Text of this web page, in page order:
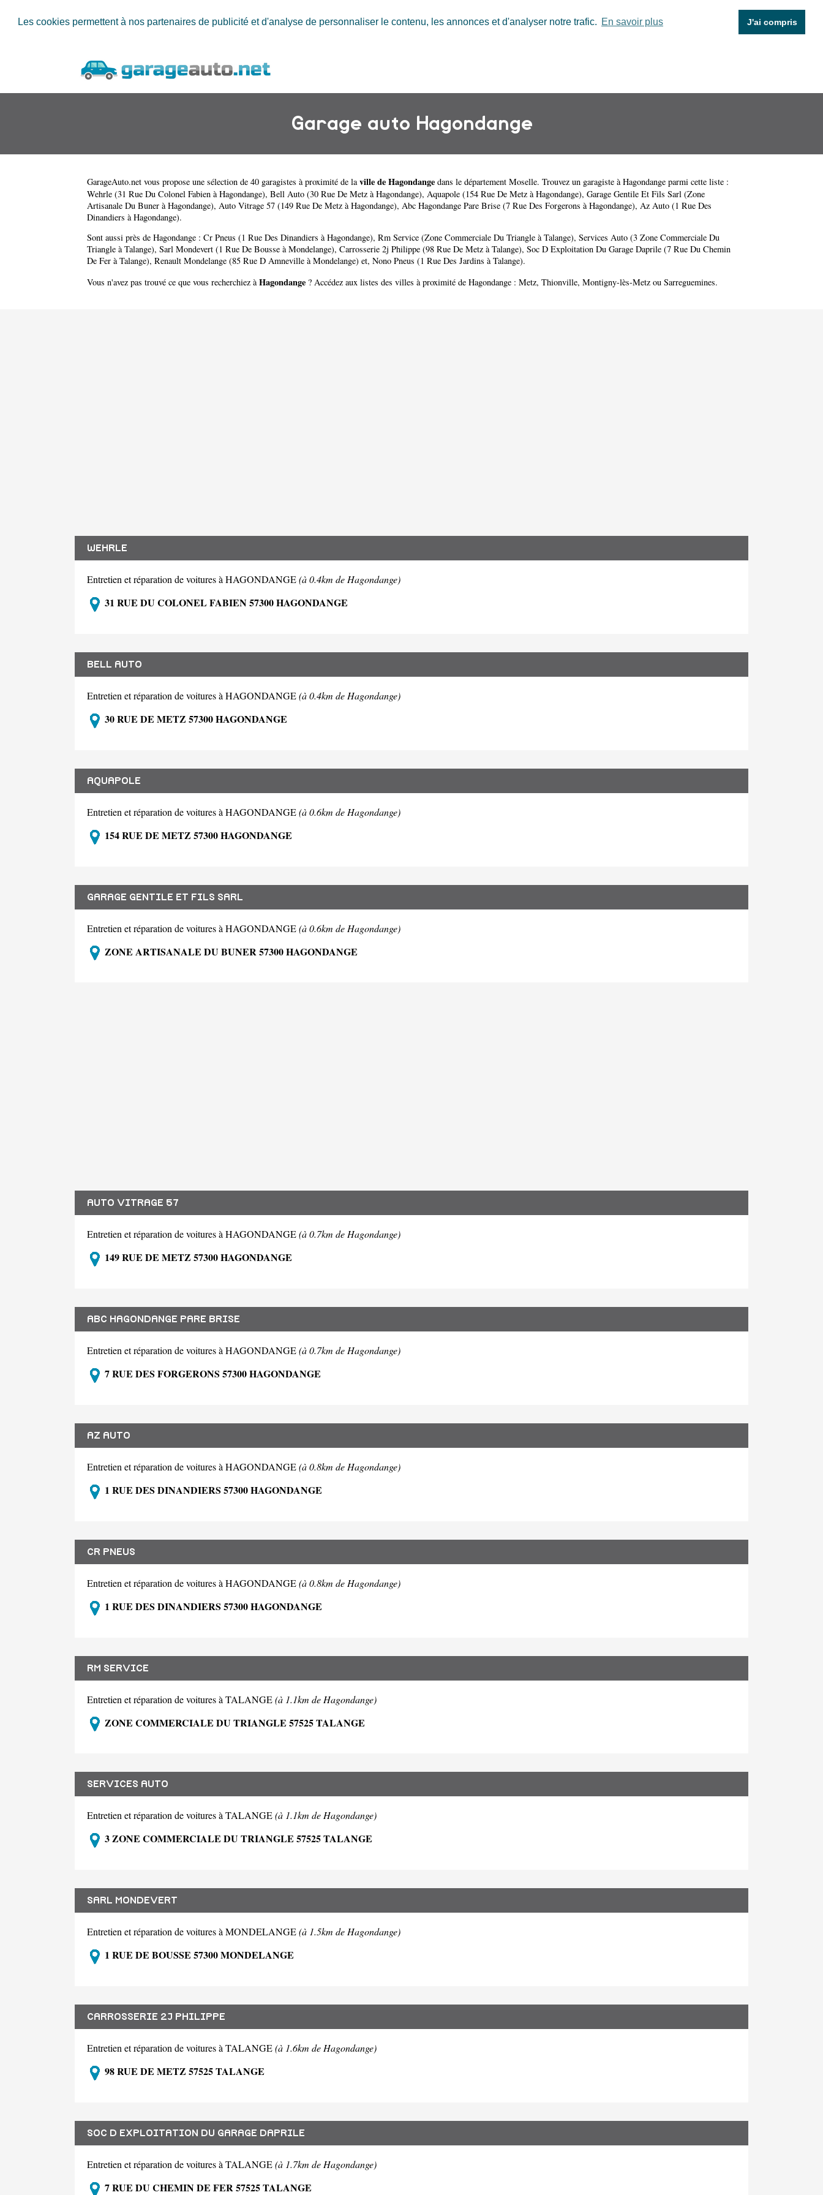
Les cookies permettent à nos partenaires de publicité et d'analyse de personnaliser le contenu, les annonces et d'analyser notre trafic. En savoir plus J'ai compris
Garage auto Hagondange
GarageAuto.net vous propose une sélection de 40 garagistes à proximité de laville de Hagondange dans le département Moselle. Trouvez un garagiste à Hagondange parmi cette liste :
Wehrle (31 Rue Du Colonel Fabien à Hagondange), Bell Auto (30 Rue De Metz à Hagondange), Aquapole (154 Rue De Metz à Hagondange), Garage Gentile Et Fils Sarl (Zone
Artisanale Du Buner à Hagondange), Auto Vitrage 57 (149 Rue De Metz à Hagondange), Abc Hagondange Pare Brise (7 Rue Des Forgerons à Hagondange), Az Auto (1 Rue Des
Dinandiers à Hagondange).
Sont aussi près de Hagondange : Cr Pneus (1 Rue Des Dinandiers à Hagondange), Rm Service (Zone Commerciale Du Triangle à Talange), Services Auto (3 Zone Commerciale Du
Triangle à Talange), Sarl Mondevert (1 Rue De Bousse à Mondelange), Carrosserie 2j Philippe (98 Rue De Metz à Talange), Soc D Exploitation Du Garage Daprile (7 Rue Du Chemin
De Fer à Talange), Renault Mondelange (85 Rue D Amneville à Mondelange) et, Nono Pneus (1 Rue Des Jardins à Talange).
Vous n'avez pas trouvé ce que vous recherchiez à Hagondange ? Accédez aux listes des villes à proximité de Hagondange : Metz, Thionville, Montigny-lès-Metz ou Sarreguemines.
WEHRLE
Entretien et réparation de voitures à HAGONDANGE(à 0.4km de Hagondange)
31 RUE DU COLONEL FABIEN 57300 HAGONDANGE
BELL AUTO
Entretien et réparation de voitures à HAGONDANGE(à 0.4km de Hagondange)
30 RUE DE METZ 57300 HAGONDANGE
AQUAPOLE
Entretien et réparation de voitures à HAGONDANGE(à 0.6km de Hagondange)
154 RUE DE METZ 57300 HAGONDANGE
GARAGE GENTILE ET FILS SARL
Entretien et réparation de voitures à HAGONDANGE(à 0.6km de Hagondange)
ZONE ARTISANALE DU BUNER 57300 HAGONDANGE
AUTO VITRAGE 57
Entretien et réparation de voitures à HAGONDANGE(à 0.7km de Hagondange)
149 RUE DE METZ 57300 HAGONDANGE
ABC HAGONDANGE PARE BRISE
Entretien et réparation de voitures à HAGONDANGE(à 0.7km de Hagondange)
7 RUE DES FORGERONS 57300 HAGONDANGE
AZ AUTO
Entretien et réparation de voitures à HAGONDANGE(à 0.8km de Hagondange)
1 RUE DES DINANDIERS 57300 HAGONDANGE
CR PNEUS
Entretien et réparation de voitures à HAGONDANGE(à 0.8km de Hagondange)
1 RUE DES DINANDIERS 57300 HAGONDANGE
RM SERVICE
Entretien et réparation de voitures à TALANGE(à 1.1km de Hagondange)
ZONE COMMERCIALE DU TRIANGLE 57525 TALANGE
SERVICES AUTO
Entretien et réparation de voitures à TALANGE(à 1.1km de Hagondange)
3 ZONE COMMERCIALE DU TRIANGLE 57525 TALANGE
SARL MONDEVERT
Entretien et réparation de voitures à MONDELANGE(à 1.5km de Hagondange)
1 RUE DE BOUSSE 57300 MONDELANGE
CARROSSERIE 2J PHILIPPE
Entretien et réparation de voitures à TALANGE(à 1.6km de Hagondange)
98 RUE DE METZ 57525 TALANGE
SOC D EXPLOITATION DU GARAGE DAPRILE
Entretien et réparation de voitures à TALANGE(à 1.7km de Hagondange)
7 RUE DU CHEMIN DE FER 57525 TALANGE